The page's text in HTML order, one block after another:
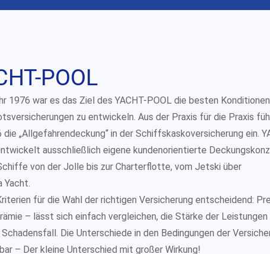
POOL
1976 war es das Ziel des YACHT-POOL die besten
zu entwickeln. Aus der Praxis für die Praxis
„Allgefahrendeckung“ in der Schiffskaskoversicherung ein.
ausschließlich eigene kundenorientierte
von der Jolle bis zur Charterflotte, vom Jetski über
Yacht.
für die Wahl der richtigen Versicherung entscheidend:
– lässt sich einfach vergleichen, die Stärke der Leistungen
Die Unterschiede in den Bedingungen der
– Der kleine Unterschied mit großer Wirkung!